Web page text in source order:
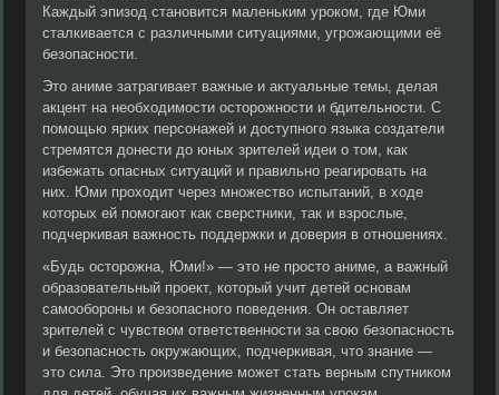
Каждый эпизод становится маленьким уроком, где Юми
сталкивается с различными ситуациями, угрожающими её
безопасности.
Это аниме затрагивает важные и актуальные темы, делая
акцент на необходимости осторожности и бдительности. С
помощью ярких персонажей и доступного языка создатели
стремятся донести до юных зрителей идеи о том, как
избежать опасных ситуаций и правильно реагировать на
них. Юми проходит через множество испытаний, в ходе
которых ей помогают как сверстники, так и взрослые,
подчеркивая важность поддержки и доверия в отношениях.
«Будь осторожна, Юми!» — это не просто аниме, а важный
образовательный проект, который учит детей основам
самообороны и безопасного поведения. Он оставляет
зрителей с чувством ответственности за свою безопасность
и безопасность окружающих, подчеркивая, что знание —
это сила. Это произведение может стать верным спутником